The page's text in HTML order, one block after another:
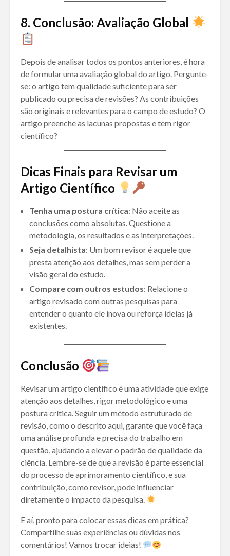
8. Conclusão: Avaliação Global
Depois de analisar todos os pontos anteriores, é hora
de formular uma avaliação global do artigo. Pergunte-
se: o artigo tem qualidade suficiente para ser
publicado ou precisa de revisões? As contribuições
são originais e relevantes para o campo de estudo? O
artigo preenche as lacunas propostas e tem rigor
científico?
Dicas Finais para Revisar um
Artigo Científico
Tenha uma postura crítica: Não aceite as
conclusões como absolutas. Questione a
metodologia, os resultados e as interpretações.
Seja detalhista: Um bom revisor é aquele que
presta atenção aos detalhes, mas sem perder a
visão geral do estudo.
Compare com outros estudos: Relacione o
artigo revisado com outras pesquisas para
entender o quanto ele inova ou reforça ideias já
existentes.
Conclusão
Revisar um artigo científico é uma atividade que exige
atenção aos detalhes, rigor metodológico e uma
postura crítica. Seguir um método estruturado de
revisão, como o descrito aqui, garante que você faça
uma análise profunda e precisa do trabalho em
questão, ajudando a elevar o padrão de qualidade da
ciência. Lembre-se de que a revisão é parte essencial
do processo de aprimoramento científico, e sua
contribuição, como revisor, pode influenciar
diretamente o impacto da pesquisa.
E aí, pronto para colocar essas dicas em prática?
Compartilhe suas experiências ou dúvidas nos
comentários! Vamos trocar ideias!